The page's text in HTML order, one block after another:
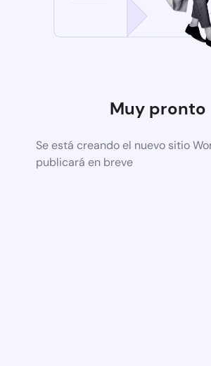
Muy pronto
Se está creando el nuevo sitio
publicará en breve